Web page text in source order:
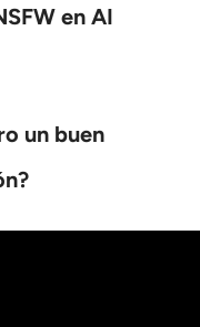
en AI
un buen